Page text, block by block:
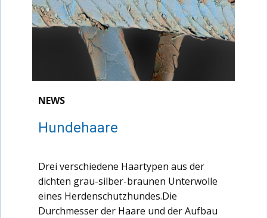
NEWS
Hundehaare
Drei verschiedene Haartypen aus der
dichten grau-silber-braunen Unterwolle
eines Herdenschutzhundes.Die
Durchmesser der Haare und der Aufbau